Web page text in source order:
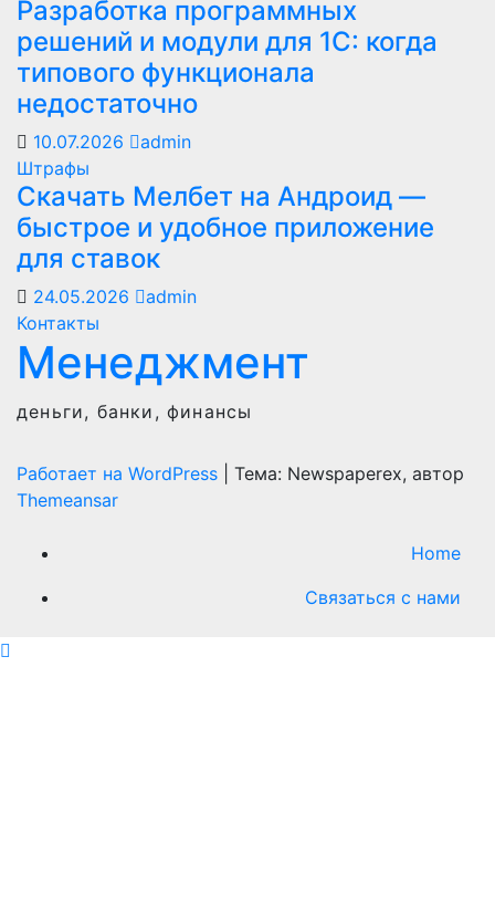
Разработка программных
решений и модули для 1С: когда
типового функционала
недостаточно
10.07.2026
admin
Штрафы
Скачать Мелбет на Андроид —
быстрое и удобное приложение
для ставок
24.05.2026
admin
Контакты
Менеджмент
деньги, банки, финансы
Работает на WordPress
Тема: Newspaperex, автор
Themeansar
Home
Связаться с нами